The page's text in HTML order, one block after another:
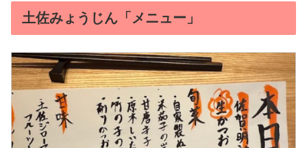
土佐みょうじん「メニュー」